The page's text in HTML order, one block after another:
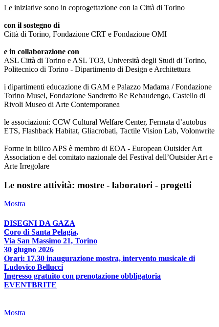
Le iniziative sono in coprogettazione con la Città di Torino
con il sostegno di
Città di Torino, Fondazione CRT e Fondazione OMI
e in collaborazione con
ASL Città di Torino e ASL TO3, Università degli Studi di Torino,
Politecnico di Torino - Dipartimento di Design e Architettura
i dipartimenti educazione di GAM e Palazzo Madama / Fondazione
Torino Musei, Fondazione Sandretto Re Rebaudengo, Castello di
Rivoli Museo di Arte Contemporanea
le associazioni: CCW Cultural Welfare Center, Fermata d’autobus
ETS, Flashback Habitat, Gliacrobati, Tactile Vision Lab, Volonwrite
Forme in bilico APS è membro di EOA - European Outsider Art
Association e del comitato nazionale del Festival dell’Outsider Art e
Arte Irregolare
Le nostre attività: mostre - laboratori - progetti
Mostra
DISEGNI DA GAZA
Coro di Santa Pelagia,
Via San Massimo 21, Torino
30 giugno 2026
Orari: 17.30 inaugurazione mostra, intervento musicale di
Ludovico Bellucci
Ingresso gratuito con prenotazione obbligatoria
EVENTBRITE
Mostra